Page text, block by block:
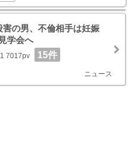
の男、不倫相手は妊娠
学会へ
7017pv 15件
ニュース